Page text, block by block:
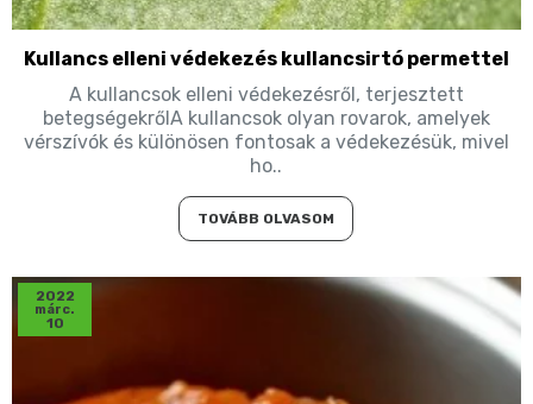
Kullancs elleni védekezés kullancsirtó permettel
A kullancsok elleni védekezésről, terjesztett
betegségekrőlA kullancsok olyan rovarok, amelyek
vérszívók és különösen fontosak a védekezésük, mivel
ho..
TOVÁBB OLVASOM
2022
márc.
10